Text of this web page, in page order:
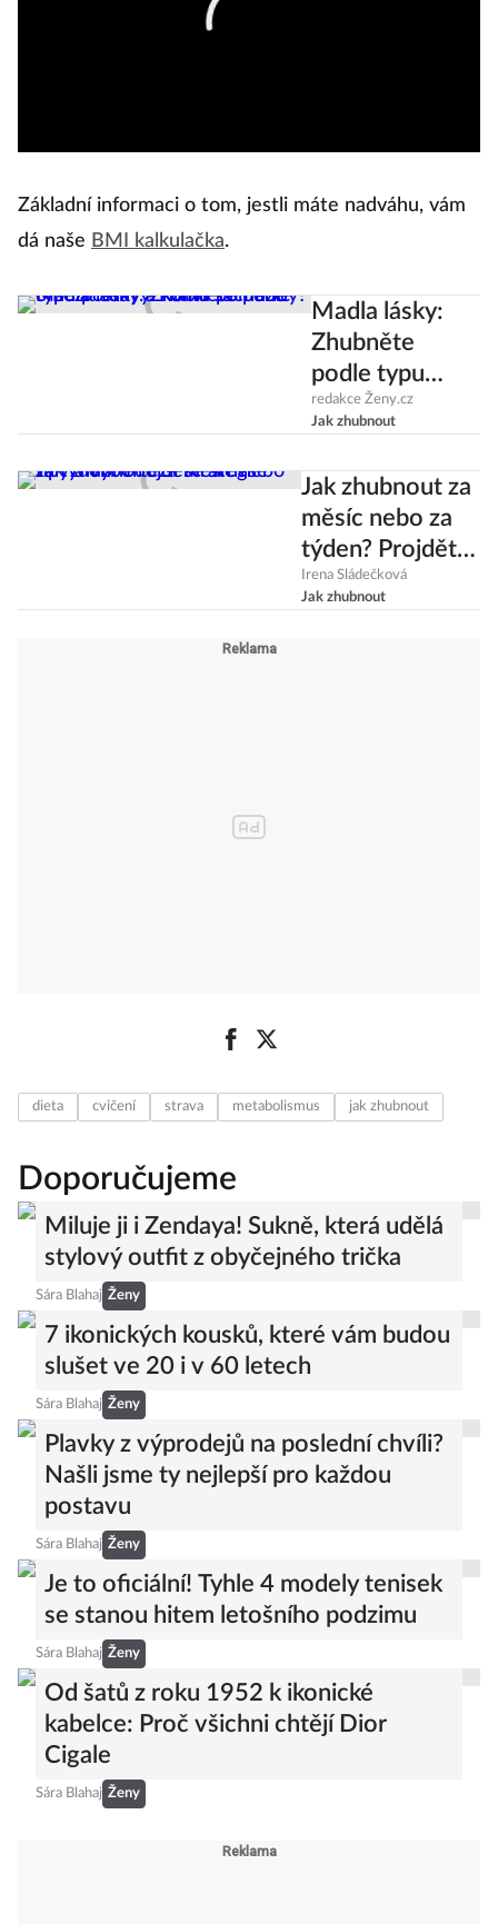
Základní informaci o tom, jestli máte nadváhu, vám
dá naše BMI kalkulačka.
Madla lásky:
Zhubněte
podle typu
postavy. Komu
pomůže omezit
tuky a komu
sacharidy?
redakce Ženy.cz
Jak zhubnout
Jak zhubnout za
měsíc nebo za
týden? Projděte
si naše tipy a
vyberte si
Irena Sládečková
Jak zhubnout
dieta cvičení strava metabolismus jak zhubnout
Doporučujeme
Miluje ji i Zendaya! Sukně, která udělá
stylový outfit z obyčejného trička
Sára Blahaj Ženy
7 ikonických kousků, které vám budou
slušet ve 20 i v 60 letech
Sára Blahaj Ženy
Plavky z výprodejů na poslední chvíli?
Našli jsme ty nejlepší pro každou
postavu
Sára Blahaj Ženy
Je to oficiální! Tyhle 4 modely tenisek
se stanou hitem letošního podzimu
Sára Blahaj Ženy
Od šatů z roku 1952 k ikonické
kabelce: Proč všichni chtějí Dior
Cigale
Sára Blahaj Ženy